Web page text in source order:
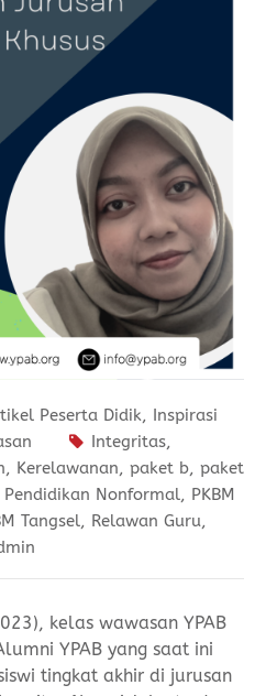
Peserta Didik, Inspirasi
Integritas,
, Kerelawanan, paket b, paket
Pendidikan Nonformal, PKBM
Tangsel, Relawan Guru,
kelas wawasan YPAB
YPAB yang saat ini
tingkat akhir di jurusan